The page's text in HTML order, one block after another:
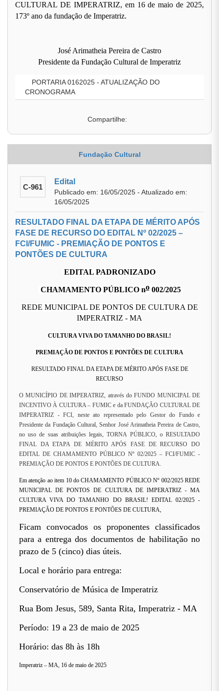
CULTURAL DE IMPERATRIZ, em 16 de maio de 2025,
173º ano da fundação de Imperatriz.
José Arimatheia Pereira de Castro
Presidente da Fundação Cultural de Imperatriz
PORTARIA 0162025 - ATUALIZAÇÃO DO
CRONOGRAMA
Compartilhe:
Fundação Cultural
C-961
Edital
Publicado em: 16/05/2025 - Atualizado em:
16/05/2025
RESULTADO FINAL DA ETAPA DE MÉRITO APÓS
FASE DE RECURSO DO EDITAL Nº 02/2025 –
FCI/FUMIC - PREMIAÇÃO DE PONTOS E
PONTÕES DE CULTURA
EDITAL PADRONIZADO
CHAMAMENTO PÚBLICO no 002/2025
REDE MUNICIPAL DE PONTOS DE CULTURA DE
IMPERATRIZ - MA
CULTURA VIVA DO TAMANHO DO BRASIL!
PREMIAÇÃO DE PONTOS E PONTÕES DE CULTURA
RESULTADO FINAL DA ETAPA DE MÉRITO APÓS FASE DE
RECURSO
O MUNICÍPIO DE IMPERATRIZ, através do FUNDO MUNICIPAL DE
INCENTIVO À CULTURA – FUMIC e da FUNDAÇÃO CULTURAL DE
IMPERATRIZ - FCI, neste ato representado pelo Gestor do Fundo e
Presidente da Fundação Cultural, Senhor José Arimatheia Pereira de Castro,
no uso de suas atribuições legais, TORNA PÚBLICO, o RESULTADO
FINAL DA ETAPA DE MÉRITO APÓS FASE DE RECURSO DO
EDITAL DE CHAMAMENTO PÚBLICO Nº 02/2025 – FCI/FUMIC -
PREMIAÇÃO DE PONTOS E PONTÕES DE CULTURA.
Em atenção ao item 10 do CHAMAMENTO PÚBLICO Nº 002/2025 REDE
MUNICIPAL DE PONTOS DE CULTURA DE IMPERATRIZ - MA
CULTURA VIVA DO TAMANHO DO BRASIL! EDITAL 02/2025 -
PREMIAÇÃO DE PONTOS E PONTÕES DE CULTURA,
Ficam convocados os proponentes classificados
para a entrega dos documentos de habilitação no
prazo de 5 (cinco) dias úteis.
Local e horário para entrega:
Conservatório de Música de Imperatriz
Rua Bom Jesus, 589, Santa Rita, Imperatriz - MA
Período: 19 a 23 de maio de 2025
Horário: das 8h às 18h
Imperatriz – MA, 16 de maio de 2025